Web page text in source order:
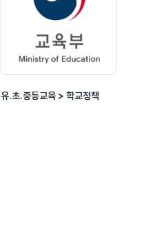
유.초.중등교육 > 학교정책